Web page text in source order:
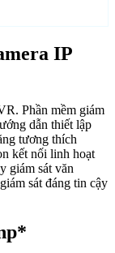
IP
Phần mềm giám
dẫn thiết lập
tương thích
kết nối linh hoạt
giám sát văn
sát đáng tin cậy